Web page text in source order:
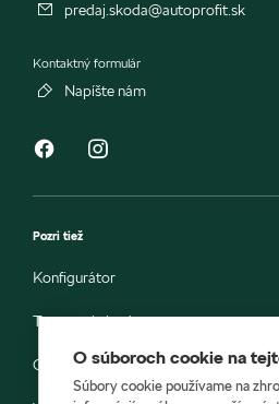
predaj.skoda@autoprofit.sk
Kontaktný formulár
Napíšte nám
Pozri tiež
Konfigurátor
Testovacia jazda
Objednávka do servisu
O súboroch cookie na
Súbory cookie používame na